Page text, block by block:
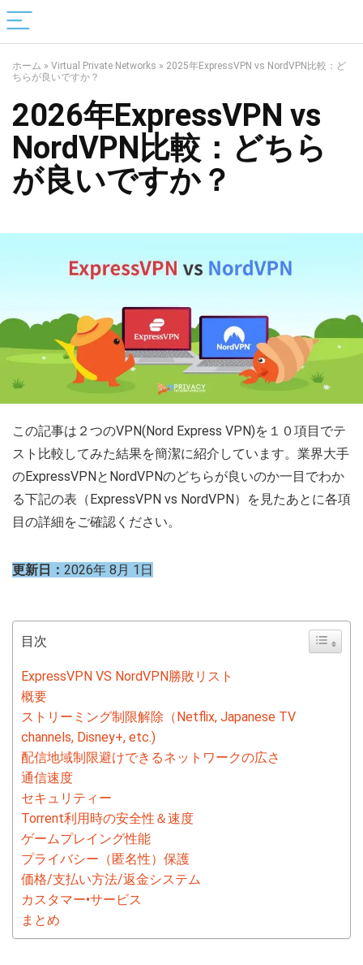
ホーム » Virtual Private Networks » 2025年ExpressVPN vs NordVPN比較：ど
ちらが良いですか？
2026年ExpressVPN vs
NordVPN比較：どちら
が良いですか？
この記事は２つのVPN(Nord Express VPN)を１０項目でテ
スト比較してみた結果を簡潔に紹介しています。業界大手
のExpressVPNとNordVPNのどちらが良いのか一目でわか
る下記の表（ExpressVPN vs NordVPN）を見たあとに各項
目の詳細をご確認ください。
更新日： 2026年 8月 1日
目次
ExpressVPN VS NordVPN勝敗リスト
概要
ストリーミング制限解除（Netflix, Japanese TV
channels, Disney+, etc.)
配信地域制限避けできるネットワークの広さ
通信速度
セキュリティー
Torrent利用時の安全性＆速度
ゲームプレイング性能
プライバシー（匿名性）保護
価格/支払い方法/返金システム
カスタマー•サービス
まとめ